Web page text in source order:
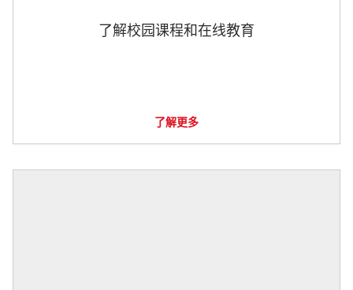
了解校园课程和在线教育
了解更多